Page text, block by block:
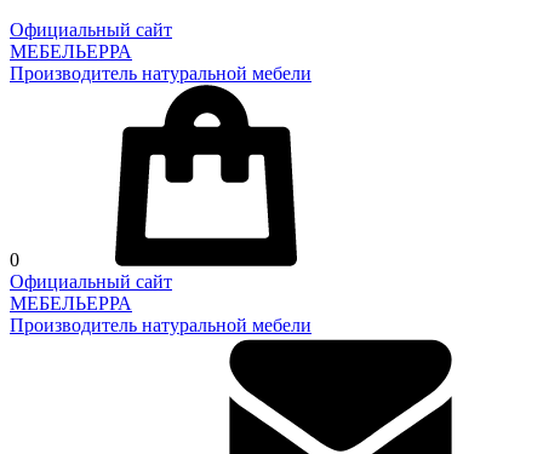
Официальный сайт
МЕБЕЛЬЕРРА
Производитель натуральной мебели
0
Официальный сайт
МЕБЕЛЬЕРРА
Производитель натуральной мебели